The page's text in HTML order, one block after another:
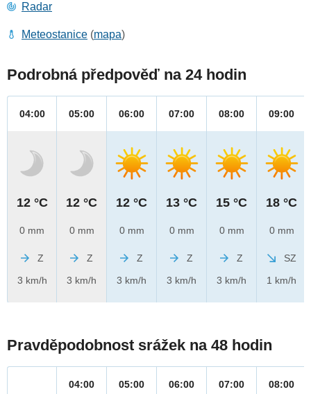
Radar
Meteostanice (mapa)
Podrobná předpověď na 24 hodin
04:00
12 °C
0 mm
Z
3 km/h
05:00
12 °C
0 mm
Z
3 km/h
06:00
12 °C
0 mm
Z
3 km/h
07:00
13 °C
0 mm
Z
3 km/h
08:00
15 °C
0 mm
Z
3 km/h
09:00
18 °C
0 mm
SZ
1 km/h
Pravděpodobnost srážek na 48 hodin
04:00
05:00
06:00
07:00
08:00